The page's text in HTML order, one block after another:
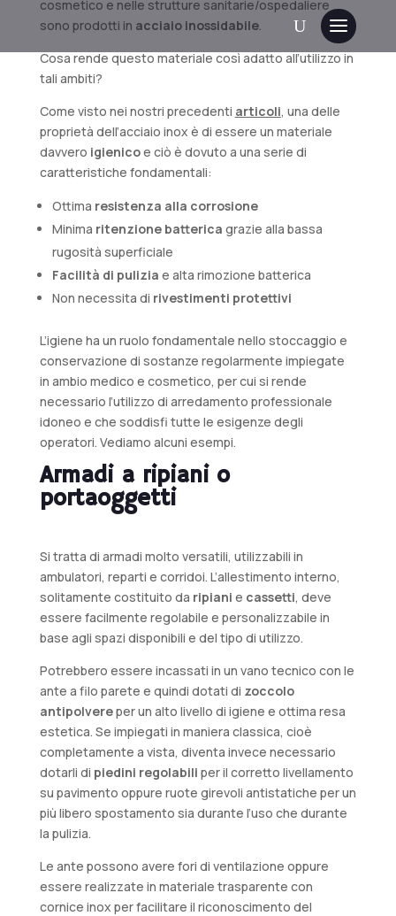
cosmetico e nelle strutture sanitarie/ospedaliere
sono prodotti in acciaio inossidabile.
Cosa rende questo materiale così adatto all’utilizzo in
tali ambiti?
Come visto nei nostri precedenti articoli, una delle
proprietà dell’acciaio inox è di essere un materiale
davvero igienicoe ciò è dovuto a una serie di
caratteristiche fondamentali:
Ottima resistenza alla corrosione
Minima ritenzione batterica grazie alla bassa
rugosità superficiale
Facilità di pulizia e alta rimozione batterica
Non necessita di rivestimenti protettivi
L’igiene ha un ruolo fondamentale nello stoccaggio e
conservazione di sostanze regolarmente impiegate
in ambio medico e cosmetico, per cui si rende
necessario l’utilizzo di arredamento professionale
idoneo e che soddisfi tutte le esigenze degli
operatori. Vediamo alcuni esempi.
Armadi a ripiani o
portaoggetti
Si tratta di armadi molto versatili, utilizzabili in
ambulatori, reparti e corridoi. L’allestimento interno,
solitamente costituito da ripiani e cassetti, deve
essere facilmente regolabile e personalizzabile in
base agli spazi disponibili e del tipo di utilizzo.
Potrebbero essere incassati in un vano tecnico con le
ante a filo parete e quindi dotati di zoccolo
antipolvereper un alto livello di igiene e ottima resa
estetica. Se impiegati in maniera classica, cioè
completamente a vista, diventa invece necessario
dotarli di piedini regolabili per il corretto livellamento
su pavimento oppure ruote girevoli antistatiche per un
più libero spostamento sia durante l’uso che durante
la pulizia.
Le ante possono avere fori di ventilazione oppure
essere realizzate in materiale trasparente con
cornice inox per facilitare il riconoscimento del